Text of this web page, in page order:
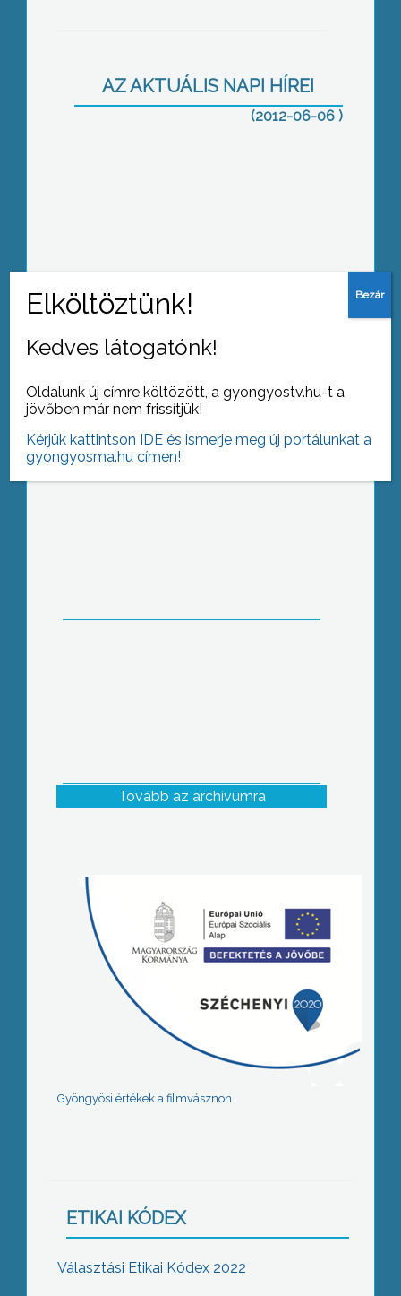
AZ AKTUÁLIS NAPI HÍREI
(2012-06-06 )
Szakképző Iskolát
Nagy vitát váltott ki Magyarországon
az abortusztabletta engedélyezése
Tovább az archívumra
Gyöngyösi értékek a filmvásznon
ETIKAI KÓDEX
Választási Etikai Kódex 2022
Kedves látogatónk!
Oldalunk új címre költözött, a gyongyostv.hu-t a
jövőben már nem frissítjük!
Kérjük kattintson IDE és ismerje meg új portálunkat a
gyongyosma.hu címen!